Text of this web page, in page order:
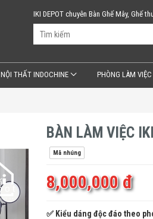
IKI DEPOT chuyên Bàn Ghế Mây, Ghế
NỘI THẤT INDOCHINE PHÒNG LÀM VIỆC
BÀN LÀM VIỆC
Mã nhúng
8,000,000 đ
✅ Kiểu dáng độc đáo theo